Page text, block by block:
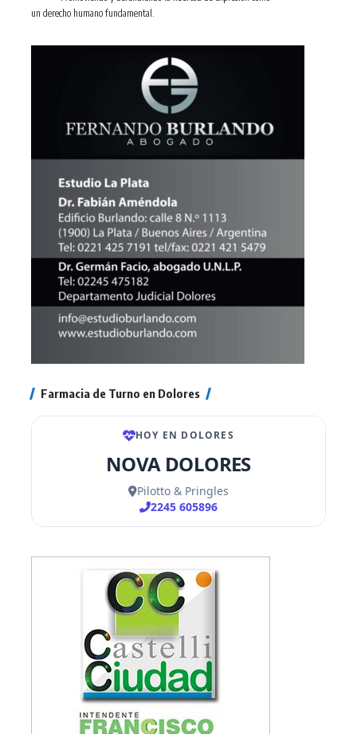
un derecho humano fundamental.
Farmacia de Turno en Dolores